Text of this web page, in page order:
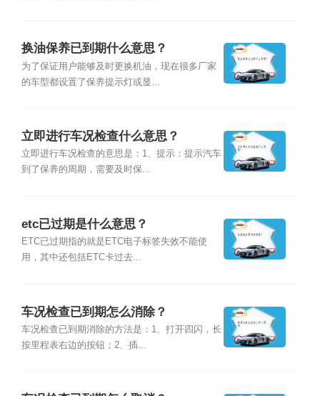
换油保养已到期什么意思？
为了保证用户能够及时更换机油，现在很多厂家
的车型都设置了保养提示灯或显...
立即进行车况检查什么意思？
立即进行车况检查的意思是：1、提示：提示汽车
到了保养的周期，需要及时保...
etc已过期是什么意思？
ETC已过期指的就是ETC电子标签失效不能使
用，其中还包括ETC卡过去...
车况检查已到期怎么消除？
车况检查已到期消除的方法是：1、打开四闪，长
按里程表右边的按钮；2、插...